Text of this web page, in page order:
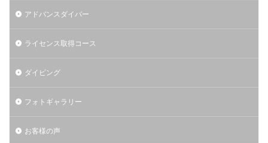
アドバンスダイバー
ライセンス取得コース
ダイビング
フォトギャラリー
お客様の声